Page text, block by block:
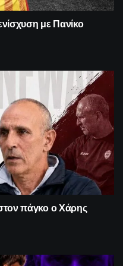
με Πανίκο
πάγκο ο Χάρης